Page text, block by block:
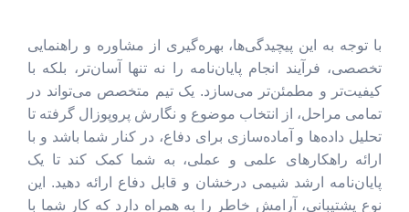
با توجه به این پیچیدگی‌ها، بهره‌گیری از مشاوره و راهنمایی
تخصصی، فرآیند انجام پایان‌نامه را نه تنها آسان‌تر، بلکه با
کیفیت‌تر و مطمئن‌تر می‌سازد. یک تیم متخصص می‌تواند در
تمامی مراحل، از انتخاب موضوع و نگارش پروپوزال گرفته تا
تحلیل داده‌ها و آماده‌سازی برای دفاع، در کنار شما باشد و با
ارائه راهکارهای علمی و عملی، به شما کمک کند تا یک
پایان‌نامه ارشد شیمی درخشان و قابل دفاع ارائه دهید. این
نوع پشتیبانی، آرامش خاطر را به همراه دارد که کار شما با